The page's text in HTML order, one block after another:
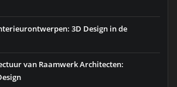
3D Design in de
van Raamwerk Architecten: